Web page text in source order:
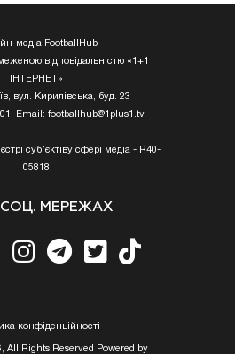
медіа FootballHub
відповідальністю «1+1
ІНТЕРНЕТ»
вул. Кирилівська, буд. 23
01, Email: footballhub@1plus1.tv
суб’єктіву сфері медіа - R40-
05818
МЕРЕЖАХ
конфiденцiйностi
All Rights Reserved Powered by